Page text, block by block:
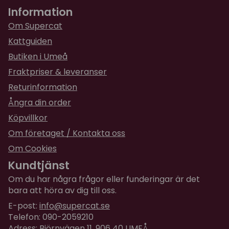
Mjuk, dubbellagrad textur som katter älskar
Lågkalori:
Spannmålsfritt och utan konstgjorda färger eller
konserveringsmedel
Tillverkad av gårdsuppfödd kyckling av
livsmedelskvalitet
Förpackning:
Innehåller 96 bitar (8 st portionspåsar, individuellt
förpackade för att hålla godbitarna färska).
Varumärke:
Smak: Kyckling och pumpa
🐾 Så här ger du dem:
Ge som ett komplement till kattens vanliga kost.
Ges som godis. Ska inte ersätta fullvärdig måltid.
för 1 år sedan
Min katt tyckte det var riktigt gott!
Information
Om Supercat
Kattguiden
Butiken i Umeå
Fraktpriser & leveranser
Returinformation
Ångra din order
Köpvillkor
Om företaget / Kontakta oss
Om Cookies
Kundtjänst
Om du har några frågor eller funderingar är det
bara att höra av dig till oss.
E-post: info@supercat.se
Telefon: 090-2059210